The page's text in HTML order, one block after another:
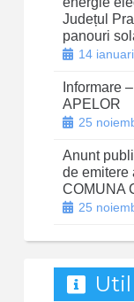
Județul
panouri
14
Informare
APELOR
25
Anunt
de emitere
COMUNA
25
Util